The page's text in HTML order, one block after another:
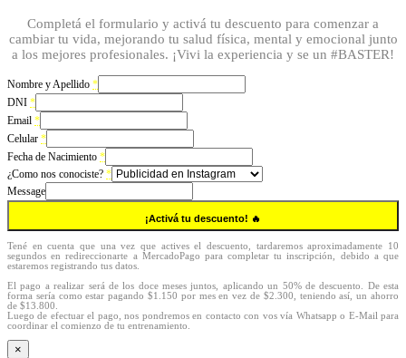
Completá el formulario y activá tu descuento para comenzar a
cambiar tu vida, mejorando tu salud física, mental y emocional junto
a los mejores profesionales. ¡Vivi la experiencia y se un #BASTER!
Nombre y Apellido *
DNI *
Email *
Celular *
Fecha de Nacimiento *
¿Como nos conociste? *
Message
¡Activá tu descuento! 🔥
Tené en cuenta que una vez que actives el descuento, tardaremos aproximadamente 10
segundos en redireccionarte a MercadoPago para completar tu inscripción, debido a que
estaremos registrando tus datos.
El pago a realizar será de los doce meses juntos, aplicando un 50% de descuento. De esta
forma sería como estar pagando $1.150 por mes en vez de $2.300, teniendo así, un ahorro
de $13.800.
Luego de efectuar el pago, nos pondremos en contacto con vos vía Whatsapp o E-Mail para
coordinar el comienzo de tu entrenamiento.
×